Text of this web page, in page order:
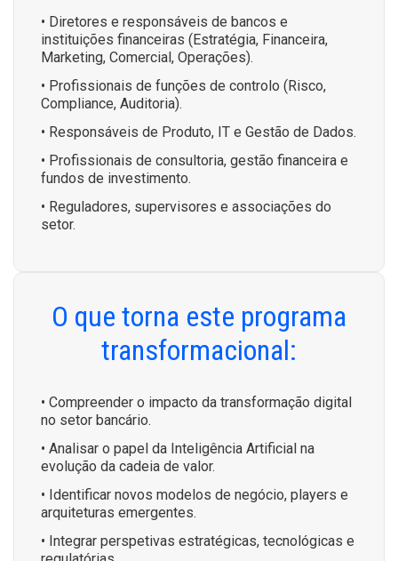
• Diretores e responsáveis de bancos e
instituições financeiras (Estratégia, Financeira,
Marketing, Comercial, Operações).
• Profissionais de funções de controlo (Risco,
Compliance, Auditoria).
• Responsáveis de Produto, IT e Gestão de Dados.
• Profissionais de consultoria, gestão financeira e
fundos de investimento.
• Reguladores, supervisores e associações do
setor.
O que torna este programa
transformacional:
• Compreender o impacto da transformação digital
no setor bancário.
• Analisar o papel da Inteligência Artificial na
evolução da cadeia de valor.
• Identificar novos modelos de negócio, players e
arquiteturas emergentes.
• Integrar perspetivas estratégicas, tecnológicas e